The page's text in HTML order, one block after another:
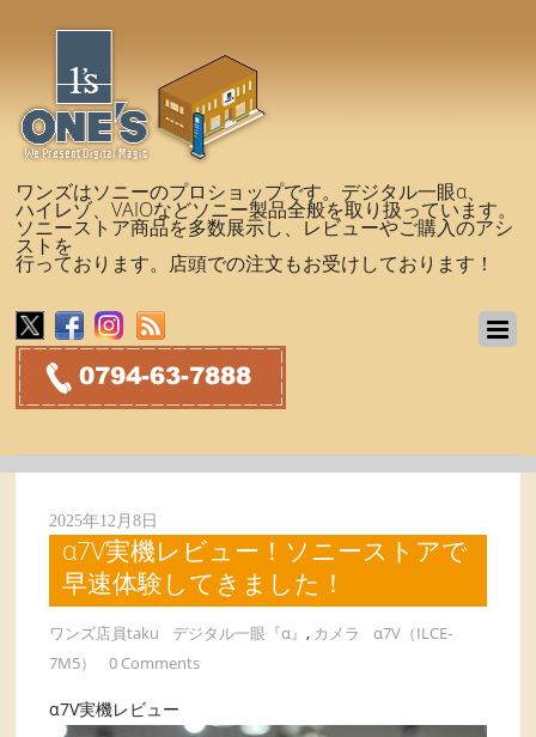
ワンズはソニーのプロショップです。デジタル一眼α、
ハイレゾ、VAIOなどソニー製品全般を取り扱っています。
ソニーストア商品を多数展示し、レビューやご購入のアシ
ストを
行っております。店頭での注文もお受けしております！
2025年12月8日
α7V実機レビュー！ソニーストアで
早速体験してきました！
ワンズ店員taku デジタル一眼『α』, カメラ
α7V（ILCE-
7M5）
0 Comments
α7V実機レビュー